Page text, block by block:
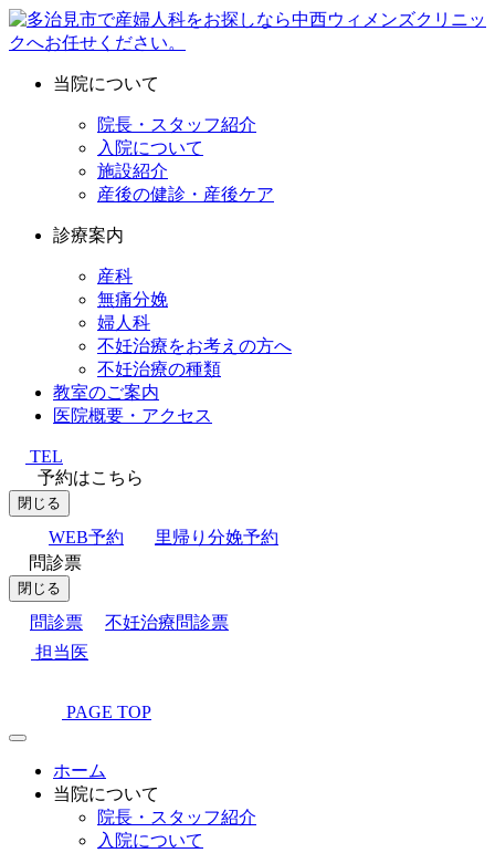
当院について
院長・スタッフ紹介
入院について
施設紹介
産後の健診・産後ケア
診療案内
産科
無痛分娩
婦人科
不妊治療をお考えの方へ
不妊治療の種類
教室のご案内
医院概要・アクセス
TEL
予約はこちら
閉じる
WEB予約
里帰り分娩予約
問診票
閉じる
問診票
不妊治療問診票
担当医
PAGE TOP
ホーム
当院について
院長・スタッフ紹介
入院について